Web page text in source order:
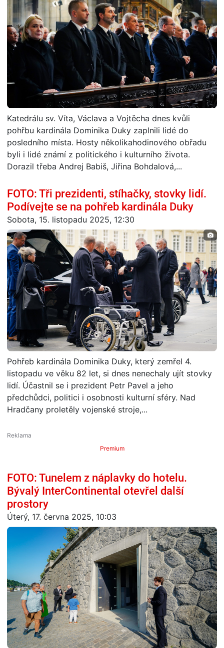
Katedrálu sv. Víta, Václava a Vojtěcha dnes kvůli
pohřbu kardinála Dominika Duky zaplnili lidé do
posledního místa. Hosty několikahodinového obřadu
byli i lidé známí z politického i kulturního života.
Dorazil třeba Andrej Babiš, Jiřina Bohdalová,...
FOTO: Tři prezidenti, stíhačky, stovky lidí.
Podívejte se na pohřeb kardinála Duky
Sobota, 15. listopadu 2025, 12:30
Pohřeb kardinála Dominika Duky, který zemřel 4.
listopadu ve věku 82 let, si dnes nenechaly ujít stovky
lidí. Účastnil se i prezident Petr Pavel a jeho
předchůdci, politici i osobnosti kulturní sféry. Nad
Hradčany proletěly vojenské stroje,...
Premium
FOTO: Tunelem z náplavky do hotelu.
Bývalý InterContinental otevřel další
prostory
Úterý, 17. června 2025, 10:03